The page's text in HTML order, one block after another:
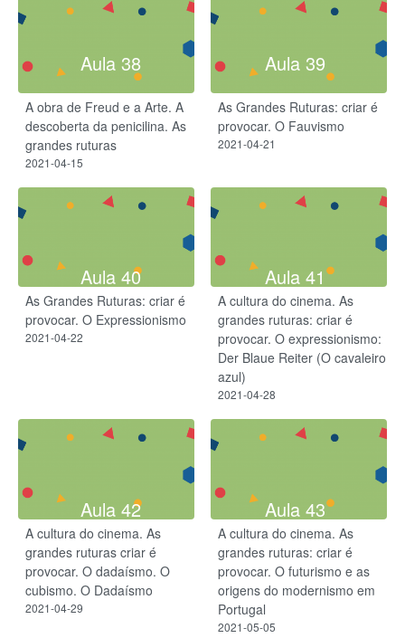
Aula 38
A obra de Freud e a Arte. A
descoberta da penicilina. As
grandes ruturas
2021-04-15
Aula 39
As Grandes Ruturas: criar é
provocar. O Fauvismo
2021-04-21
Aula 40
As Grandes Ruturas: criar é
provocar. O Expressionismo
2021-04-22
Aula 41
A cultura do cinema. As
grandes ruturas: criar é
provocar. ​O expressionismo:
Der Blaue Reiter (O cavaleiro
azul)
2021-04-28
Aula 42
A cultura do cinema. As
grandes ruturas criar é
provocar. ​O dadaísmo. O
cubismo. O Dadaísmo
2021-04-29
Aula 43
A cultura do cinema. As
grandes ruturas: criar é
provocar. O futurismo e as
origens do modernismo em
Portugal
2021-05-05